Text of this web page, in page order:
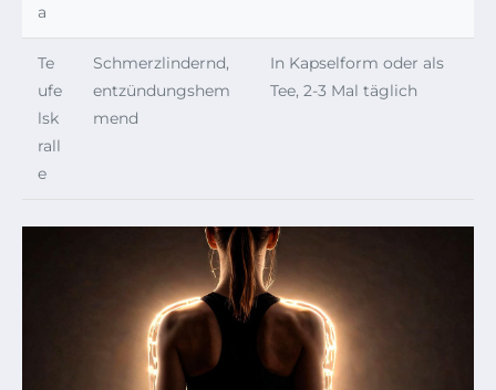
a
Te
ufe
lsk
rall
e
Schmerzlindernd,
entzündungshem
mend
In Kapselform oder als
Tee, 2-3 Mal täglich